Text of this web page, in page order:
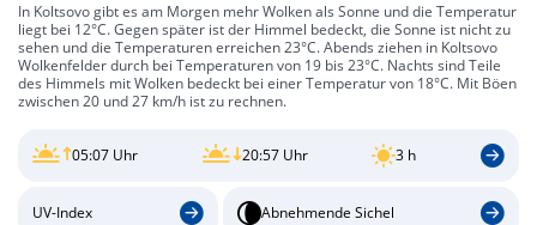
In Koltsovo gibt es am Morgen mehr Wolken als Sonne und die Temperatur
liegt bei 12°C. Gegen später ist der Himmel bedeckt, die Sonne ist nicht zu
sehen und die Temperaturen erreichen 23°C. Abends ziehen in Koltsovo
Wolkenfelder durch bei Temperaturen von 19 bis 23°C. Nachts sind Teile
des Himmels mit Wolken bedeckt bei einer Temperatur von 18°C. Mit Böen
zwischen 20 und 27 km/h ist zu rechnen.
05:07 Uhr 20:57 Uhr 3 h
UV-Index Abnehmende Sichel